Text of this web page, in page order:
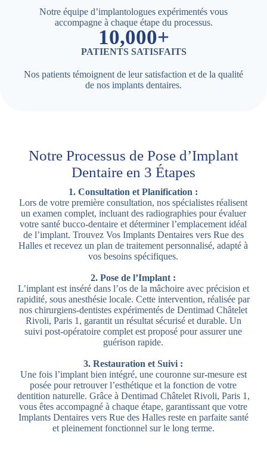
Notre équipe d’implantologues expérimentés vous
accompagne à chaque étape du processus.
10,000+
PATIENTS SATISFAITS
Nos patients témoignent de leur satisfaction et de la qualité
de nos implants dentaires.
Notre Processus de Pose d’Implant
Dentaire en 3 Étapes
1. Consultation et Planification :
Lors de votre première consultation, nos spécialistes réalisent
un examen complet, incluant des radiographies pour évaluer
votre santé bucco-dentaire et déterminer l’emplacement idéal
de l’implant. Trouvez Vos Implants Dentaires vers Rue des
Halles et recevez un plan de traitement personnalisé, adapté à
vos besoins spécifiques.
2. Pose de l’Implant :
L’implant est inséré dans l’os de la mâchoire avec précision et
rapidité, sous anesthésie locale. Cette intervention, réalisée par
nos chirurgiens-dentistes expérimentés de Dentimad Châtelet
Rivoli, Paris 1, garantit un résultat sécurisé et durable. Un
suivi post-opératoire complet est proposé pour assurer une
guérison rapide.
3. Restauration et Suivi :
Une fois l’implant bien intégré, une couronne sur-mesure est
posée pour retrouver l’esthétique et la fonction de votre
dentition naturelle. Grâce à Dentimad Châtelet Rivoli, Paris 1,
vous êtes accompagné à chaque étape, garantissant que votre
Implants Dentaires vers Rue des Halles reste en parfaite santé
et pleinement fonctionnel sur le long terme.